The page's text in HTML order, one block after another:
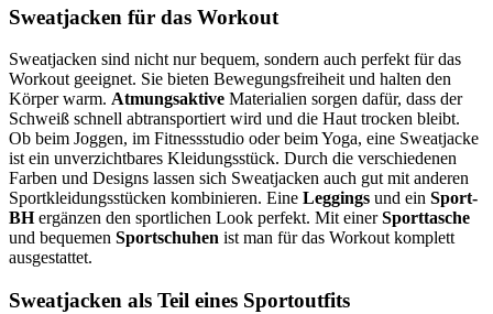
Sweatjacken für das Workout
Sweatjacken sind nicht nur bequem, sondern auch perfekt für das
Workout geeignet. Sie bieten Bewegungsfreiheit und halten den
Körper warm. Atmungsaktive Materialien sorgen dafür, dass der
Schweiß schnell abtransportiert wird und die Haut trocken bleibt.
Ob beim Joggen, im Fitnessstudio oder beim Yoga, eine Sweatjacke
ist ein unverzichtbares Kleidungsstück. Durch die verschiedenen
Farben und Designs lassen sich Sweatjacken auch gut mit anderen
Sportkleidungsstücken kombinieren. Eine Leggings und ein Sport-
BHergänzen den sportlichen Look perfekt. Mit einerSporttasche
und bequemen Sportschuhen ist man für das Workout komplett
ausgestattet.
Sweatjacken als Teil eines Sportoutfits